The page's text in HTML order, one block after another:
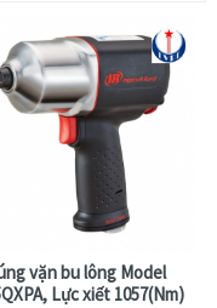
vặn bu lông Model
Lực xiết 1057(Nm)